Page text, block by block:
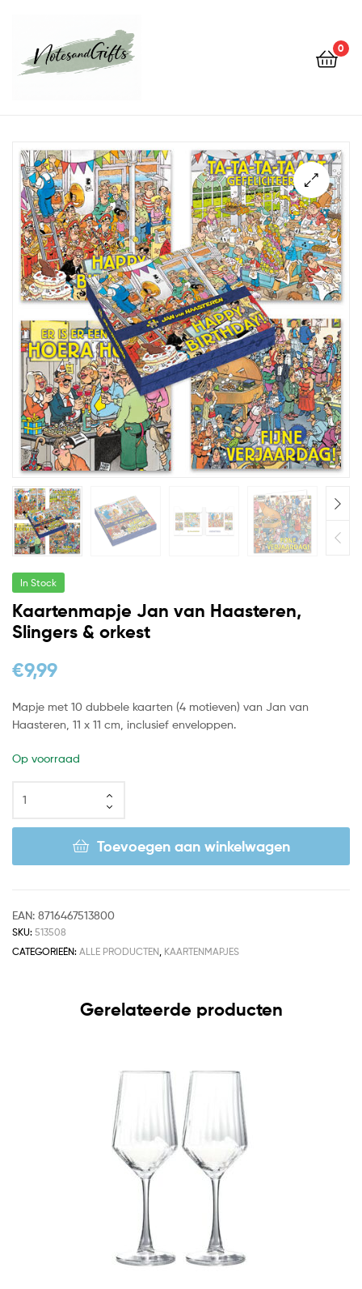
0
In Stock
Kaartenmapje Jan van Haasteren,
Slingers & orkest
€9,99
Mapje met 10 dubbele kaarten (4 motieven) van Jan van
Haasteren, 11 x 11 cm, inclusief enveloppen.
Op voorraad
Toevoegen aan winkelwagen
EAN: 8716467513800
SKU: 513508
CATEGORIEËN: ALLE PRODUCTEN KAARTENMAPJES
Gerelateerde producten